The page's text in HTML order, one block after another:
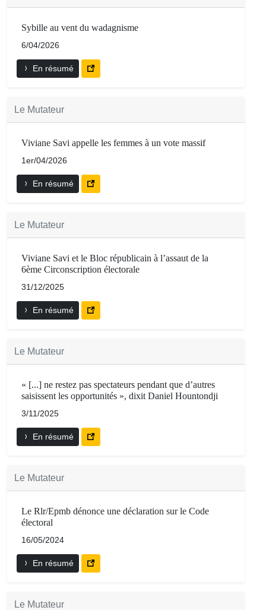
Sybille au vent du wadagnisme
6/04/2026
En résumé
Le Mutateur
Viviane Savi appelle les femmes à un vote massif
1er/04/2026
En résumé
Le Mutateur
Viviane Savi et le Bloc républicain à l’assaut de la
6ème Circonscription électorale
31/12/2025
En résumé
Le Mutateur
« [...] ne restez pas spectateurs pendant que d’autres
saisissent les opportunités », dixit Daniel Hountondji
3/11/2025
En résumé
Le Mutateur
Le Rlr/Epmb dénonce une déclaration sur le Code
électoral
16/05/2024
En résumé
Le Mutateur